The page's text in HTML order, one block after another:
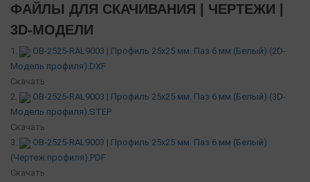
ФАЙЛЫ ДЛЯ СКАЧИВАНИЯ | ЧЕРТЕЖИ |
3D-МОДЕЛИ
1.
OB-2525-RAL9003 | Профиль 25х25 мм. Паз 6 мм (Белый) (2D-
Модель профиля).DXF
Скачать
2.
OB-2525-RAL9003 | Профиль 25х25 мм. Паз 6 мм (Белый) (3D-
Модель профиля).STEP
Скачать
3.
OB-2525-RAL9003 | Профиль 25х25 мм. Паз 6 мм (Белый)
(Чертеж профиля).PDF
Скачать